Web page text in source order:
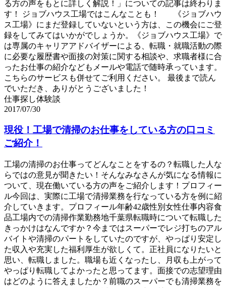
る方の声をもとに詳しく解説！」についての記事は終わりま
す！ ジョブハウス工場ではこんなことも！ 《ジョブハウ
ス工場》にまだ登録していないという方は、この機会にご登
録をしてみてはいかがでしょうか。《ジョブハウス工場》で
は専属のキャリアアドバイザーによる、転職・就職活動の際
に必要な履歴書や面接の対策に関する相談や、求職者様に合
ったお仕事の紹介などもメールや電話で随時承っています。
こちらのサービスも併せてご利用ください。 最後まで読ん
でいただき、ありがとうございました！
仕事探し体験談
2017/07/30
現役！工場で清掃のお仕事をしている方の口コミ
ご紹介！
工場の清掃のお仕事ってどんなことをするの？転職した人な
らではの意見が聞きたい！そんなみなさんが気になる情報に
ついて、現在働いている方の声をご紹介します！プロフィー
ル今回は、実際に工場で清掃業務を行なっている方を例に紹
介していきます。プロフィール年齢42歳性別女性仕事内容食
品工場内での清掃作業勤務地千葉県転職時について転職した
きっかけはなんですか？今まではスーパーでレジ打ちのアル
バイトや清掃のパートをしていたのですが、やっぱり安定し
た収入や充実した福利厚生が欲しくて。正社員になりたいと
思い、転職しました。職場も近くなったし、月収も上がって
やっぱり転職してよかったと思ってます。面接での志望理由
はどのように答えましたか？前職のスーパーでも清掃業務を